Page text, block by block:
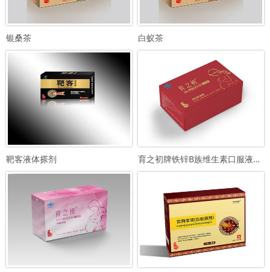
银桑茶 白蚁茶
靶客液体搽剂 育之初牌铁锌B族维生素口服液（孕…